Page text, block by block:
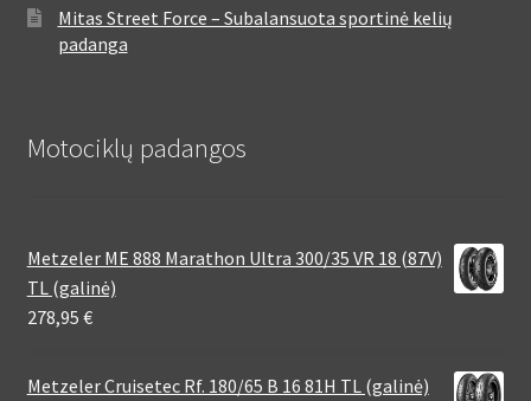
Mitas Street Force – Subalansuota sportinė kelių
padanga
Motociklų padangos
Metzeler ME 888 Marathon Ultra 300/35 VR 18 (87V)
TL (galinė)
278,95 €
Metzeler Cruisetec Rf. 180/65 B 16 81H TL (galinė)